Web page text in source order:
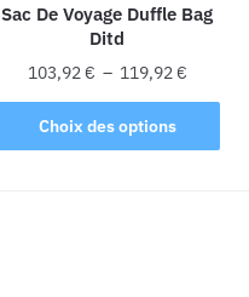
page
du
produit
Sac De Voyage Duffle Bag
Ditd
103,92€ – 119,92€Plage
de
103,92
Choix des options
Ce
produit